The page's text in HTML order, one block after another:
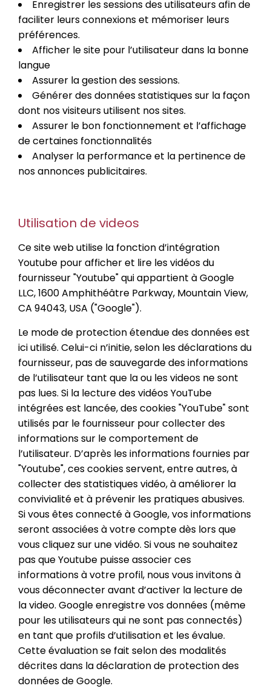
Enregistrer les sessions des utilisateurs afin de
faciliter leurs connexions et mémoriser leurs
préférences.
Afficher le site pour l’utilisateur dans la bonne
langue
Assurer la gestion des sessions.
Générer des données statistiques sur la façon
dont nos visiteurs utilisent nos sites.
Assurer le bon fonctionnement et l’affichage
de certaines fonctionnalités
Analyser la performance et la pertinence de
nos annonces publicitaires.
Utilisation de videos
Ce site web utilise la fonction d’intégration
Youtube pour afficher et lire les vidéos du
fournisseur "Youtube" qui appartient à Google
LLC, 1600 Amphithéâtre Parkway, Mountain View,
CA 94043, USA ("Google").
Le mode de protection étendue des données est
ici utilisé. Celui-ci n’initie, selon les déclarations du
fournisseur, pas de sauvegarde des informations
de l’utilisateur tant que la ou les videos ne sont
pas lues. Si la lecture des vidéos YouTube
intégrées est lancée, des cookies "YouTube" sont
utilisés par le fournisseur pour collecter des
informations sur le comportement de
l’utilisateur. D’après les informations fournies par
"Youtube", ces cookies servent, entre autres, à
collecter des statistiques vidéo, à améliorer la
convivialité et à prévenir les pratiques abusives.
Si vous êtes connecté à Google, vos informations
seront associées à votre compte dès lors que
vous cliquez sur une vidéo. Si vous ne souhaitez
pas que Youtube puisse associer ces
informations à votre profil, nous vous invitons à
vous déconnecter avant d’activer la lecture de
la video. Google enregistre vos données (même
pour les utilisateurs qui ne sont pas connectés)
en tant que profils d’utilisation et les évalue.
Cette évaluation se fait selon des modalités
décrites dans la déclaration de protection des
données de Google.